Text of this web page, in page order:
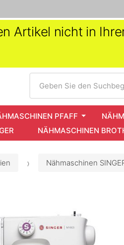
Artikel nicht in
Geben Sie den
PFAFF
NÄHMASCHINEN
Nähmaschinen